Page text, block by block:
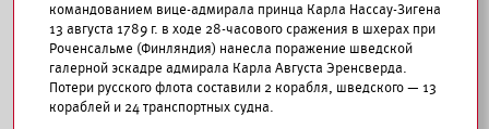
командованием вице-адмирала принца Карла Нассау-Зигена
13 августа 1789 г. в ходе 28-часового сражения в шхерах при
Роченсальме (Финляндия) нанесла поражение шведской
галерной эскадре адмирала Карла Августа Эренсверда.
Потери русского флота составили 2 корабля, шведского — 13
кораблей и 24 транспортных судна.